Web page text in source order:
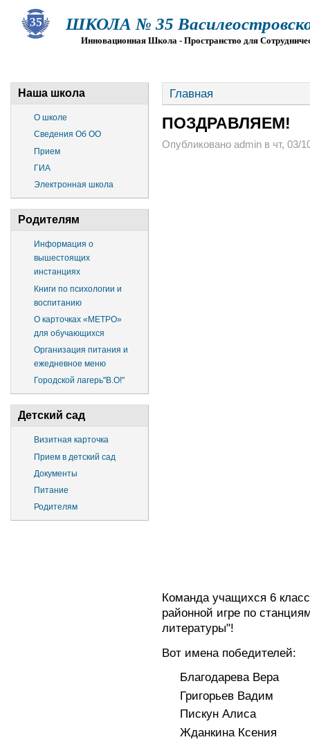
ШКОЛА № 35
Инновационная Школа - Пространство для
Наша школа
О школе
Сведения Об ОО
Прием
ГИА
Электронная школа
Родителям
Информация о
вышестоящих
инстанциях
Книги по психологии и
воспитанию
О карточках «МЕТРО»
для обучающихся
Организация питания и
ежедневное меню
Городской лагерь"В.О!"
Детский сад
Визитная карточка
Прием в детский сад
Документы
Питание
Родителям
Главная
ПОЗДРАВЛЯЕМ!
Опубликовано admin в чт, 03/
Команда учащихся 6
районной игре по
литературы"!
Вот имена победителей:
Благодарева Вера
Григорьев Вадим
Пискун Алиса
Жданкина Ксения